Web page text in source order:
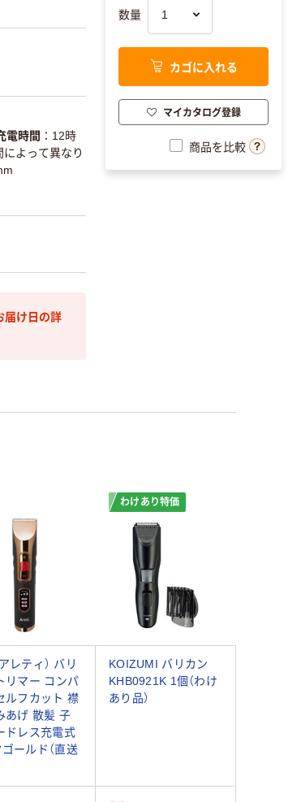
電時間
12時
よって異なり
届け日の詳
数量
カゴに入れる
マイカタログ登録
商品を比較
わけあり特価
レティ） バリ
リマー コンパ
ルフカット 襟
あげ 散髪 子
ドレス充電式
ールド（直送
KOIZUMI バリカン
KHB0921K 1個（わけ
あり品）